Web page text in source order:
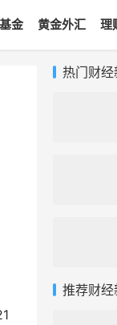
金 黄金外汇 理
热门财经
推荐财经